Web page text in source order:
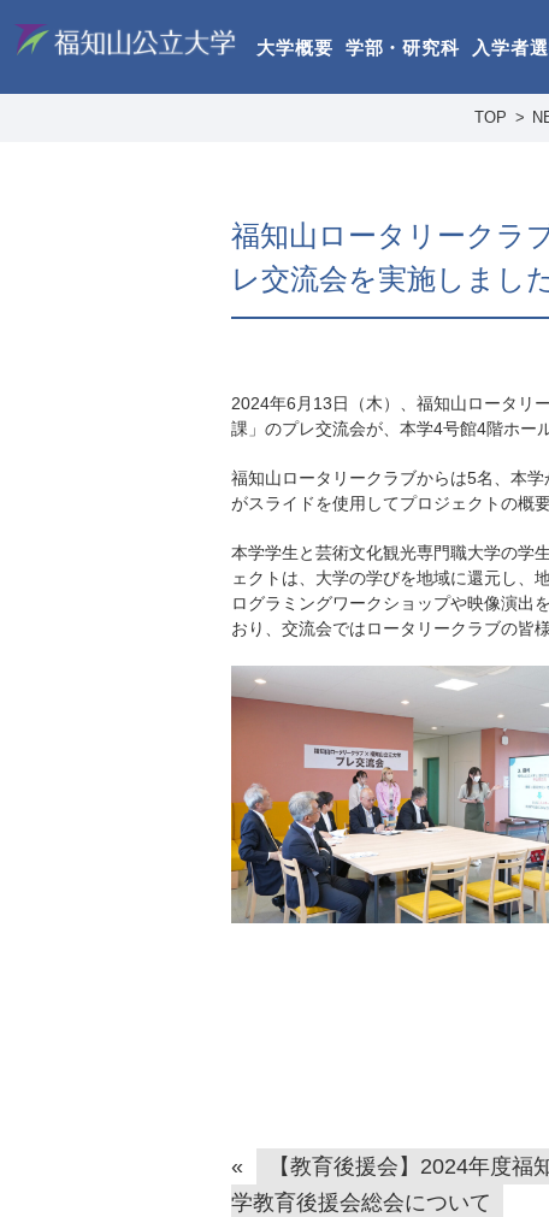
大学概要 学部・研究科 入学者
TOP
福知山ロータリークラ
レ交流会を実施しまし
2024年6月13日（木）、福知山ロータリ
課」のプレ交流会が、本学4号館4階ホー
福知山ロータリークラブからは5名、本
がスライドを使用してプロジェクトの概
本学学生と芸術文化観光専門職大学の学
ェクトは、大学の学びを地域に還元し、
ログラミングワークショップや映像演出
おり、交流会ではロータリークラブの皆
«
【教育後援会】2024年度福
学教育後援会総会について